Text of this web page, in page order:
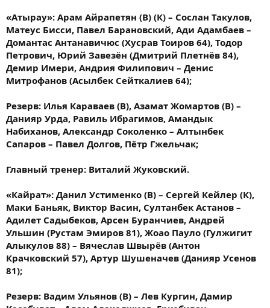
«Атырау»: Арам Айрапетян (В) (К) – Сослан Такулов,
Матеус Бисси, Павел Барановский, Ади Адамбаев –
Домантас Антанавичюс (Хусрав Тоиров 64), Тодор
Петрович, Юрий Завезён (Дмитрий Плетнёв 84),
Демир Имери, Андрия Филипович – Денис
Митрофанов (Асылбек Сейткалиев 64);
Резерв: Илья Караваев (В), Азамат Жомартов (В) –
Данияр Урда, Равиль Ибрагимов, Амандык
Набиханов, Александр Соколенко – Алтынбек
Сапаров – Павел Долгов, Пётр Гжельчак;
Главный тренер: Виталий Жуковский.
«Кайрат»: Данил Устименко (В) – Сергей Кейлер (К),
Маки Баньяк, Виктор Васин, Султанбек Астанов –
Адилет Садыбеков, Арсен Буранчиев, Андрей
Ульшин (Рустам Эмиров 81), Жоао Пауло (Гулжигит
Алыкулов 88) – Вячеслав Швырёв (Антон
Крачковский 57), Артур Шушеначев (Данияр Усенов
81);
Резерв: Вадим Ульянов (В) – Лев Кургин, Дамир